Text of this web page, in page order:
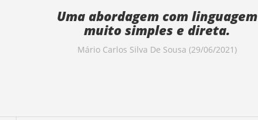
Uma abordagem com linguagem
muito simples e direta.
Mário Carlos Silva De Sousa (29/06/2021)